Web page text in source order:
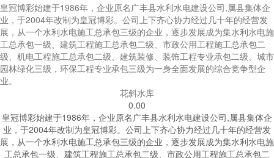
皇冠博彩始建于1986年，企业原名广丰县水利水电建设公司,属县集体企
业，于2004年改制为皇冠博彩。公司上下齐心协力经过几十年的经营发
展，从一个水利水电施工总承包三级的企业，逐步发展成为集水利水电施
工总承包一级、建筑工程施工总承包二级、市政公用工程施工总承包二
级、机电工程施工总承包二级、建筑装修、装饰工程专业承包二级、城市
园林绿化三级，环保工程专业承包三级为一身全面发展的综合竞争型企
业。
花斜水库
0.00
皇冠博彩始建于1986年，企业原名广丰县水利水电建设公司,属县集体企
业，于2004年改制为皇冠博彩。公司上下齐心协力经过几十年的经营发
展，从一个水利水电施工总承包三级的企业，逐步发展成为集水利水电施
工总承包一级、建筑工程施工总承包二级、市政公用工程施工总承包二